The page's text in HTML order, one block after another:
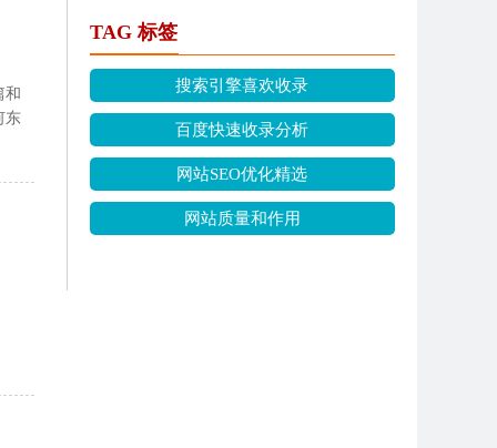
和
东
TAG 标签
搜索引擎喜欢收录
百度快速收录分析
网站SEO优化精选
网站质量和作用